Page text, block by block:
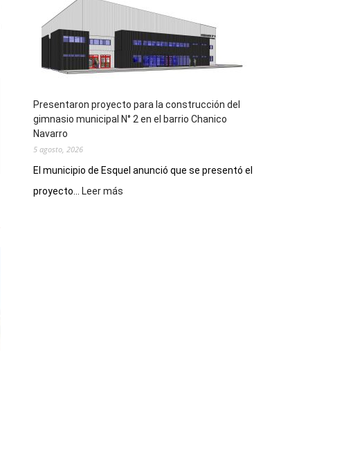
Digital
en
los
hospitales
Presentaron proyecto para la construcción del
gimnasio municipal N° 2 en el barrio Chanico
Navarro
5 agosto, 2026
El municipio de Esquel anunció que se presentó el
proyecto...
Leer más